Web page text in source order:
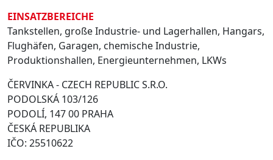
EINSATZBEREICHE
Tankstellen, große Industrie- und Lagerhallen, Hangars,
Flughäfen, Garagen, chemische Industrie,
Produktionshallen, Energieunternehmen, LKWs
ČERVINKA - CZECH REPUBLIC S.R.O.
PODOLSKÁ 103/126
PODOLÍ, 147 00 PRAHA
ČESKÁ REPUBLIKA
IČO: 25510622